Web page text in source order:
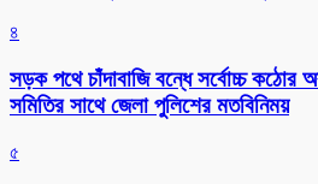
৪
সড়ক পথে চাঁদাবাজি বন্ধে সর্বোচ্চ কঠোর
সমিতির সাথে জেলা পুলিশের মতবিনিময়
৫